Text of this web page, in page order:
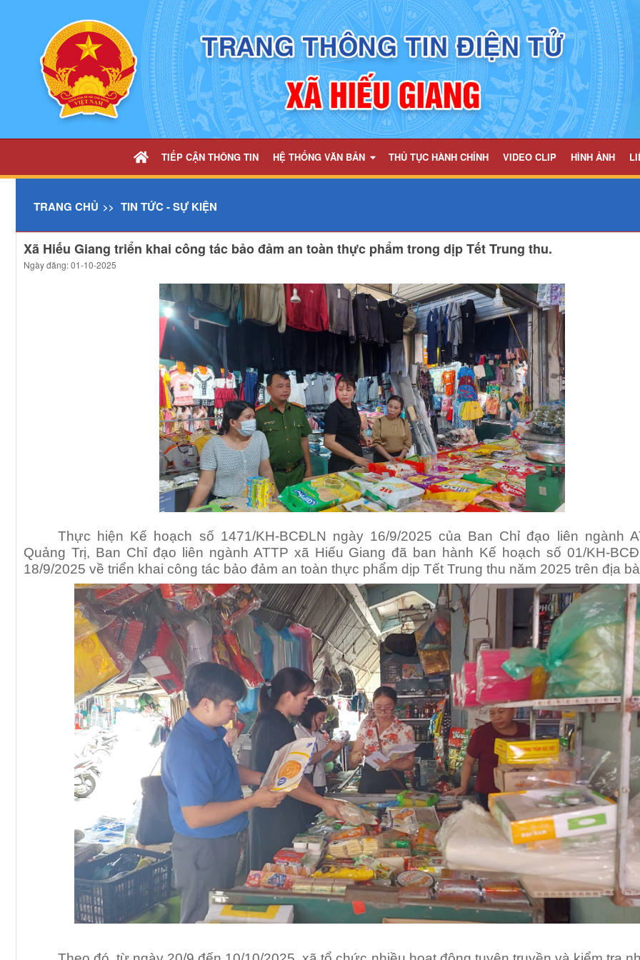
Chi tiết tin - UBND xã Hiếu Giang
TIẾP CẬN THÔNG TIN HỆ THỐNG VĂN BẢN THỦ TỤC HÀNH CHÍNH VIDEO CLIP HÌNH ẢNH
TRANG CHỦ TIN TỨC - SỰ KIỆN
Xã Hiếu Giang triển khai công tác bảo đảm an toàn thực phẩm trong dịp Tết Trung thu.
Ngày đăng: 01-10-2025
Thực hiện Kế hoạch số 1471/KH-BCĐLN ngày 16/9/2025 của Ban Chỉ đạo liên ngành
Quảng Trị, Ban Chỉ đạo liên ngành ATTP xã Hiếu Giang đã ban hành Kế hoạch số 01/KH-
18/9/2025 về triển khai công tác bảo đảm an toàn thực phẩm dịp Tết Trung thu năm 2025 trên địa